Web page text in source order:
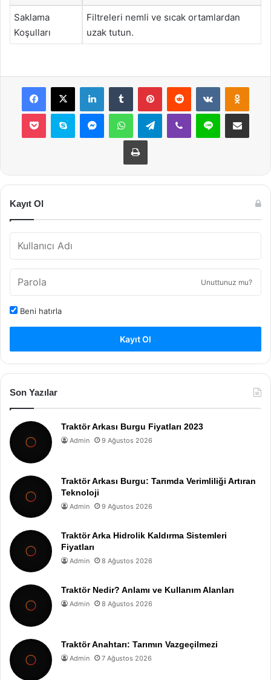
Saklama
Koşulları
Filtreleri nemli ve sıcak ortamlardan
uzak tutun.
Facebook
X LinkedInTumblr PinterestReddit VKontakte
Pocket Skype MessengerWhatsAppTelegramViber Line E-Posta ile
Yazdır
Kayıt Ol
Unuttunuz mu?
Beni hatırla
Kayıt Ol
Son Yazılar
Traktör Arkası Burgu Fiyatları 2023
Admin 9 Ağustos 2026
Traktör Arkası Burgu: Tarımda Verimliliği Artıran
Teknoloji
Admin 9 Ağustos 2026
Traktör Arka Hidrolik Kaldırma Sistemleri
Fiyatları
Admin 8 Ağustos 2026
Traktör Nedir? Anlamı ve Kullanım Alanları
Admin 8 Ağustos 2026
Traktör Anahtarı: Tarımın Vazgeçilmezi
Admin 7 Ağustos 2026